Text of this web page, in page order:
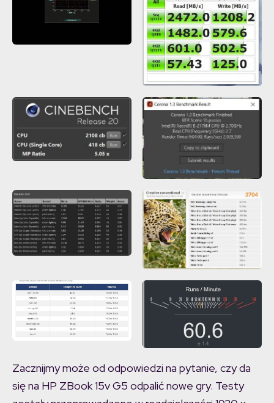
Zacznijmy może od odpowiedzi na pytanie, czy da
się na HP ZBook 15v G5 odpalić nowe gry. Testy